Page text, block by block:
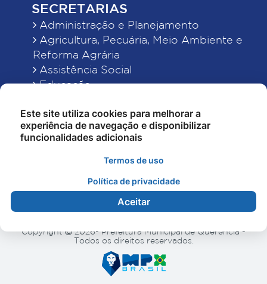
SECRETARIAS
Administração e Planejamento
Agricultura, Pecuária, Meio Ambiente e
Reforma Agrária
Assistência Social
Educação
Finanças
Indústria, Comércio, Turismo, Ciência e
Tecnologia
Obras Públicas, Estradas e Rodagens
Saúde
Copyright
2026- Prefeitura Municipal de Querência -
Todos os direitos reservados.
Este site utiliza cookies para melhorar a
experiência de navegação e disponibilizar
funcionalidades adicionais
Termos de uso
Política de privacidade
Aceitar